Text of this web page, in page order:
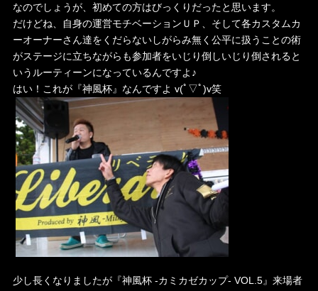
なのでしょうが、初めての方はびっくりだったと思います。
だけどね、自身の運営モチベーションＵＰ、そして各カスタムカ
ーオーナーさん達をくだらないしがらみ無く公平に扱うことの術
がステージに立ちながらも参加者をいじり倒しいじり倒されると
いうルーティーンになっているんですよ♪
はい！これが『神風杯』なんですよ v(ﾟ▽ﾟ)v笑
少し長くなりましたが『神風杯 -カミカゼカップ- VOL.5』来場者